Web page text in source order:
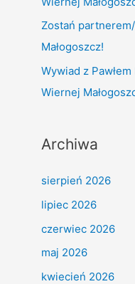
Zostań
Małogoszcz!
Wywiad z
Wiernej
Archiwa
sierpień 2026
lipiec 2026
czerwiec 2026
maj 2026
kwiecień 2026